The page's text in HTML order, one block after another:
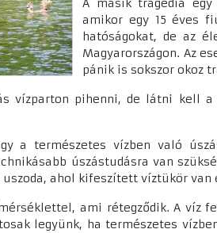
A másik tragédia
amikor egy 15 éves
hatóságokat, de az
Magyarországon. Az
pánik is sokszor okoz
vízparton pihenni, de látni kell
a természetes vízben való
úszástudásra van
uszoda, ahol kifeszített víztükör
ami rétegződik. A víz
legyünk, ha természetes